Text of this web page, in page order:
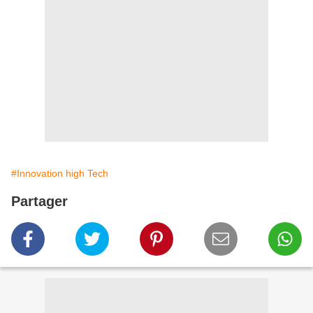
#Innovation high Tech
Partager